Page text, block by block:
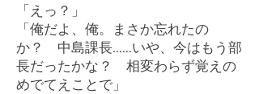
「えっ？」
「俺だよ、俺。まさか忘れたの
か？ 中島課長……いや、今はもう部
長だったかな？ 相変わらず覚えの
めでてえことで」